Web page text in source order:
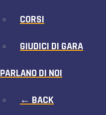
CORSI
GIUDICI DI GARA
PARLANO DI NOI
← BACK